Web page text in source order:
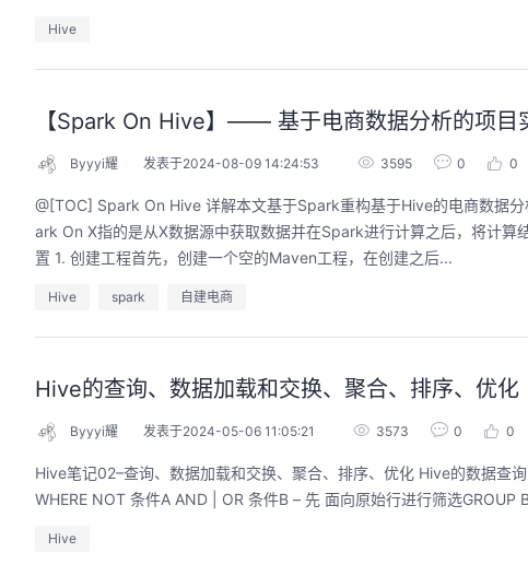
Hive
【Spark On Hive】—— 基于电商数据分析的项目
Byyyi耀 发表于2024-08-09 14:24:53 3595 0 0
@[TOC] Spark On Hive 详解本文基于Spark重构基于Hive的电商数据
ark On X指的是从X数据源中获取数据并在Spark进行计算之后，将计
置 1. 创建工程首先，创建一个空的Maven工程，在创建之后...
Hive spark 自建电商
Hive的查询、数据加载和交换、聚合、排序、优化
Byyyi耀 发表于2024-05-06 11:05:21 3573 0 0
Hive笔记02–查询、数据加载和交换、聚合、排序、优化 Hive的数据查
Hive
者运营负责人
、有产出、能带走、可炫
智能开发全链路实战
王一男-华为云码道产品规划专家；李炎-华为云码道产品专家；姜浩-华为云HCDG核心组成员
kill市场安装专家技能，带你零距离体验从需
求，开发，审查，重构全链路闭环的开发过
程。从零构建并交付一个完整项目，让您体验
从代码提交到服务上线的“极速”之旅。
回顾中
张
本
本
真
训